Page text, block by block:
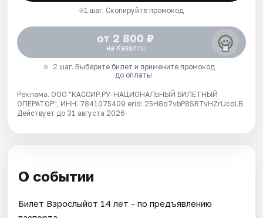
1 шаг. Скопируйте промокод
от 2 800 ₽
на Kassir.ru
2 шаг. Выберите билет и примените промокод
до оплаты
Реклама. ООО "КАССИР.РУ-НАЦИОНАЛЬНЫЙ БИЛЕТНЫЙ
ОПЕРАТОР", ИНН: 7841075409 erid: 25H8d7vbP8SRTvHZrUcdLB.
Действует до 31 августа 2026
О событии
Билет Взрослыйот 14 лет - по предъявлению